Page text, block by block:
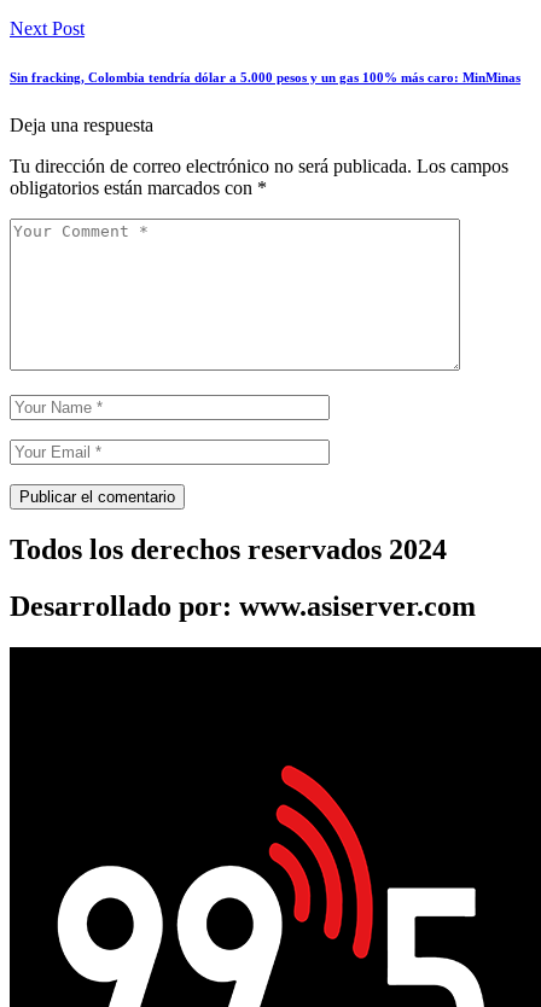
Next Post
Sin fracking, Colombia tendría dólar a 5.000 pesos y un gas 100% más caro: MinMinas
Deja una respuesta
Tu dirección de correo electrónico no será publicada. Los campos
obligatorios están marcados con *
Todos los derechos reservados 2024
Desarrollado por: www.asiserver.com